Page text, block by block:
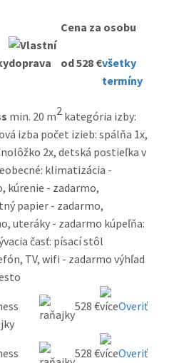
Cena za osobu
od 528 €všetky
termíny
min. 20 m2 kategória izby:
izba počet izieb: spálňa 1x,
2x, detská postieľka v
klimatizácia -
kúrenie - zadarmo,
papier - zadarmo,
uteráky - zadarmo kúpeľňa:
časť: písací stôl
TV, wifi - zadarmo výhľad
528 € Overiť
528 € Overiť